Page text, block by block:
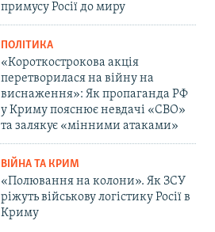
примусу Росії до миру
ПОЛІТИКА
«Короткострокова акція
перетворилася на війну на
виснаження»: Як пропаганда РФ
у Криму пояснює невдачі «СВО»
та залякує «мінними атаками»
ВІЙНА ТА КРИМ
«Полювання на колони». Як ЗСУ
ріжуть військову логістику Росії в
Криму